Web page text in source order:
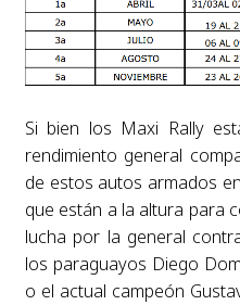
Si bien los Maxi Rally
rendimiento general
de estos autos armados
que están a la altura para
lucha por la general
los paraguayos Diego
o el actual campeón